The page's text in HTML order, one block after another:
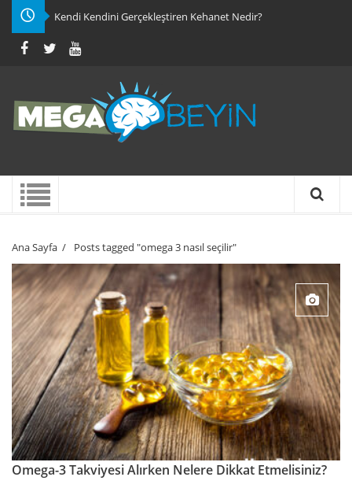
Kendi Kendini Gerçekleştiren Kehanet Nedir?
Ana Sayfa / Posts tagged "omega 3 nasıl seçilir"
Omega-3 Takviyesi Alırken Nelere Dikkat Etmelisiniz?